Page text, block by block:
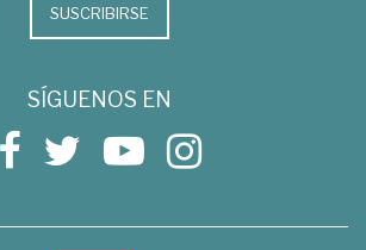
SUSCRIBIRSE
SÍGUENOS EN